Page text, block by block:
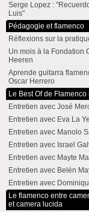
Serge Lopez :
Luis"
Pédagogie et flamenco
Réflexions sur la
Un mois à la Fondation
Heeren
Aprende guitarra
Oscar Herrero
Le Best Of de
Entretien avec José
Entretien avec Eva La
Entretien avec Manolo
Entretien avec Israel
Entretien avec Mayte
Entretien avec Belén
Entretien avec
Le flamenco entre
et camera lucida